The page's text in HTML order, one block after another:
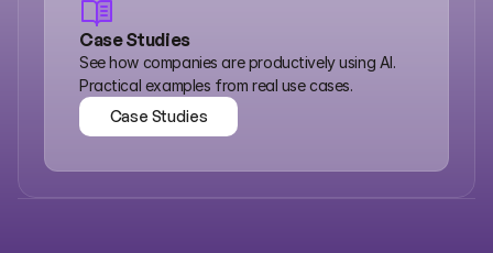
Case Studies
See how companies are productively using AI.
Practical examples from real use cases.
Case Studies